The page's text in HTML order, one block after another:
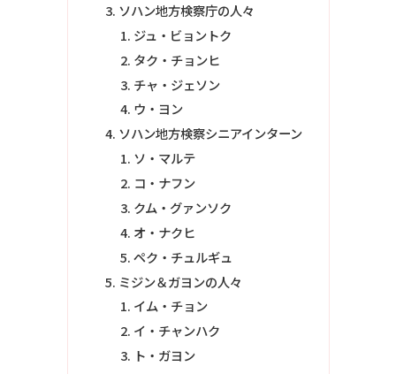
ソハン地方検察庁の人々
ジュ・ビョントク
タク・チョンヒ
チャ・ジェソン
ウ・ヨン
ソハン地方検察シニアインターン
ソ・マルテ
コ・ナフン
クム・グァンソク
オ・ナクヒ
ペク・チュルギュ
ミジン＆ガヨンの人々
イム・チョン
イ・チャンハク
ト・ガヨン